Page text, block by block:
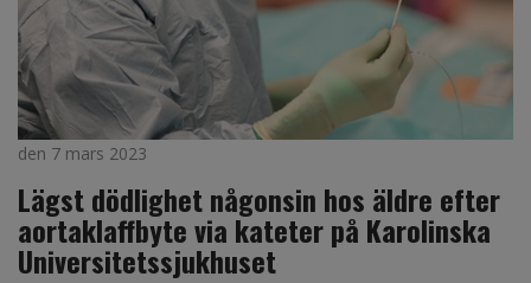
den 7 mars 2023
Lägst dödlighet någonsin hos äldre efter
aortaklaffbyte via kateter på Karolinska
Universitetssjukhuset